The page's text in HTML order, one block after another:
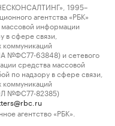
1995–
агентства «РБК»
массовой информации
в сфере связи,
№ФС77-63848) и сетевого
средства массовой
по надзору в сфере связи,
№ФС77-82385)
агентство «РБК».